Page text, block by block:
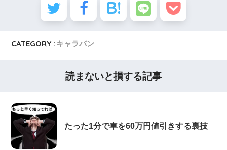
CATEGORY : キャラバン
読まないと損する記事
たった1分で車を60万円値引きする裏技